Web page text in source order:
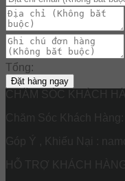
Tổng:
Đặt hàng ngay
CHĂM SÓC KHÁCH
Chăm Sóc Khách Hàng:
Góp Ý , Khiếu Nại :
HỖ TRỢ KHÁCH HÀNG